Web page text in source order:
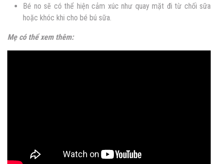
Bé no sẽ có thể hiện cảm xúc như quay mặt đi từ chối sữa
hoặc khóc khi cho bé bú sữa.
Mẹ có thể xem thêm: